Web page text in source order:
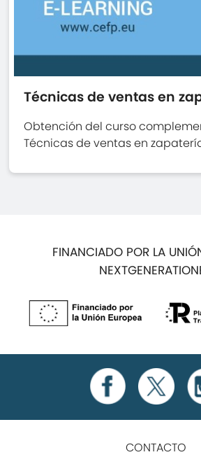
Técnicas de ventas en
Obtención del curso
Técnicas de ventas en
FINANCIADO POR LA
CONTACTO